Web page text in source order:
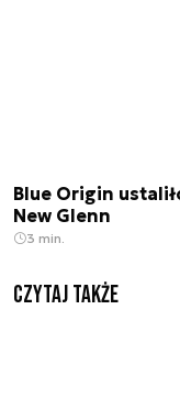
Blue Origin
New Glenn
3 min.
Czytaj także